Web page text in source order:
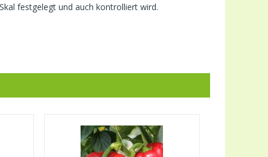
festgelegt und auch kontrolliert wird.